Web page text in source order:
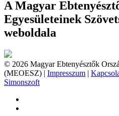
A Magyar
Egyesületeinek
weboldala
© 2026 Magyar Ebtenyésztők
(MEOESZ) | Impresszum |
Simonszoft